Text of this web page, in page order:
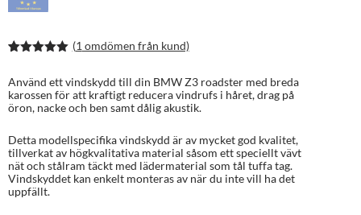
baserat på
kundrecens
ioner
(1 omdömen från kund)
Använd ett vindskydd till din BMW Z3 roadster med breda
karossen för att kraftigt reducera vindrufs i håret, drag på
öron, nacke och ben samt dålig akustik.
Detta modellspecifika vindskydd är av mycket god kvalitet,
tillverkat av högkvalitativa material såsom ett speciellt vävt
nät och stålram täckt med lädermaterial som tål tuffa tag.
Vindskyddet kan enkelt monteras av när du inte vill ha det
uppfällt.